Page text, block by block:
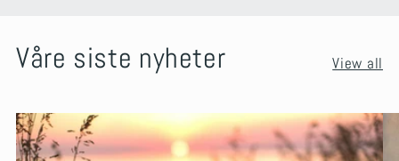
Våre siste nyheter View all